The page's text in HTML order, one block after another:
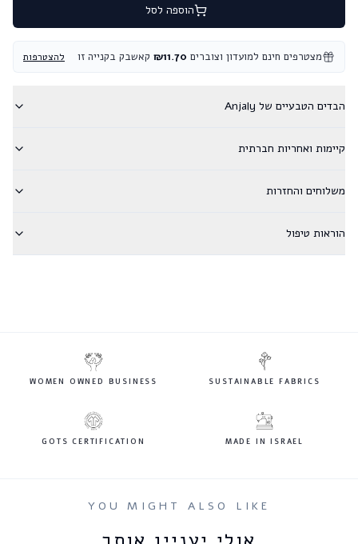
הוספה לסל
מצטרפים חינם למועדון וצוברים ₪11.70 קאשבק בקנייה זו להצטרפות
הבדים הטבעיים של Anjaly
קיימות ואחריות חברתית
משלוחים והחזרות
הוראות טיפול
WOMEN OWNED BUSINESS SUSTAINABLE FABRICS
GOTS CERTIFICATION MADE IN ISRAEL
YOU MIGHT ALSO LIKE